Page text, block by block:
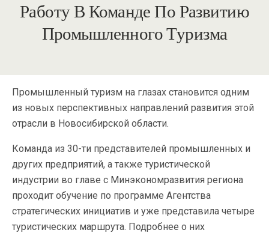
Работу В Команде По Развитию
Промышленного Туризма
Промышленный туризм на глазах становится одним
из новых перспективных направлений развития этой
отрасли в Новосибирской области.
Команда из 30-ти представителей промышленных и
других предприятий, а также туристической
индустрии во главе с Минэкономразвития региона
проходит обучение по программе Агентства
стратегических инициатив и уже представила четыре
туристических маршрута. Подробнее о них